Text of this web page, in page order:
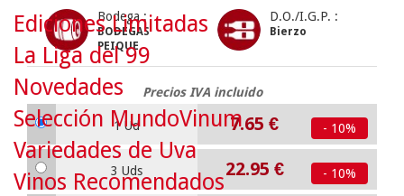
Bodega :
BODEGAS
PEIQUE
D.O./I.G.P. :
Bierzo
Precios IVA incluido
1 Ud 7.65 € - 10%
3 Uds 22.95 € - 10%
Ediciones Limitadas
La Liga del 99
Novedades
Selección MundoVinum
Variedades de Uva
Vinos Recomendados